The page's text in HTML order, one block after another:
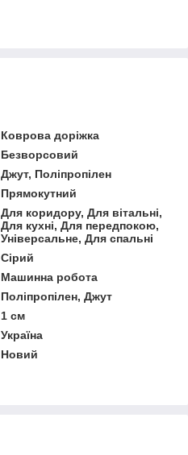
Коврова доріжка
Безворсовий
Джут, Поліпропілен
Прямокутний
Для коридору, Для вітальні,
Для кухні, Для передпокою,
Універсальне, Для спальні
Сірий
Машинна робота
Поліпропілен, Джут
1 см
Україна
Новий